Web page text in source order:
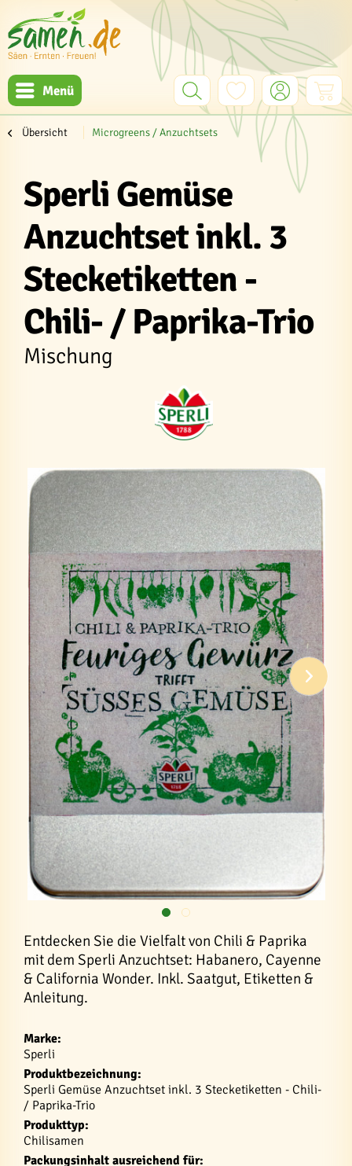
Menü
Übersicht Microgreens / Anzuchtsets
Sperli Gemüse
Anzuchtset inkl. 3
Stecketiketten -
Chili- / Paprika-Trio
Mischung
Entdecken Sie die Vielfalt von Chili & Paprika
mit dem Sperli Anzuchtset: Habanero, Cayenne
& California Wonder. Inkl. Saatgut, Etiketten &
Anleitung.
Marke:
Sperli
Produktbezeichnung:
Sperli Gemüse Anzuchtset inkl. 3 Stecketiketten - Chili-
/ Paprika-Trio
Produkttyp:
Chilisamen
Packungsinhalt ausreichend für: